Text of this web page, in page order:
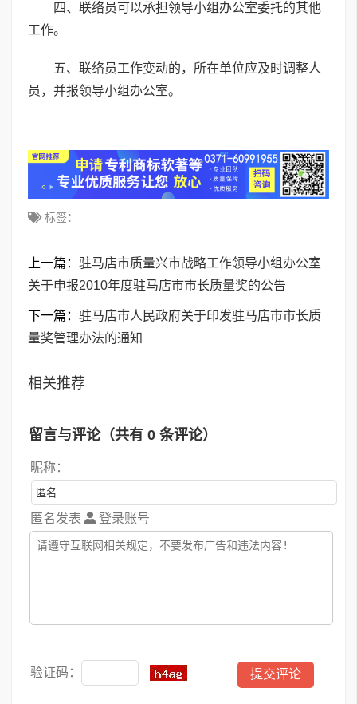
四、联络员可以承担领导小组办公室委托的其他
工作。
五、联络员工作变动的，所在单位应及时调整人
员，并报领导小组办公室。
标签：
上一篇： 驻马店市质量兴市战略工作领导小组办公室
关于申报2010年度驻马店市市长质量奖的公告
下一篇： 驻马店市人民政府关于印发驻马店市市长质
量奖管理办法的通知
相关推荐
留言与评论（共有 0 条评论）
昵称：
匿名发表 登录账号
验证码：